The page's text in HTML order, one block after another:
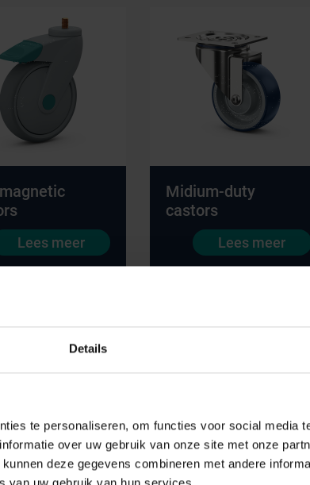
Details
te personaliseren, om functies voor social media
over uw gebruik van onze site met onze
deze gegevens combineren met andere
Lees meer
Midium-duty
castors
Lees meer
afvalverpakkingen
(verzorgings)wagens
en verbandkasten